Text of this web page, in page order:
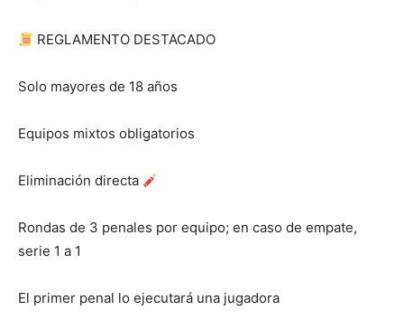
REGLAMENTO DESTACADO
Solo mayores de 18 años
Equipos mixtos obligatorios
Eliminación directa
Rondas de 3 penales por equipo; en caso de empate,
serie 1 a 1
El primer penal lo ejecutará una jugadora